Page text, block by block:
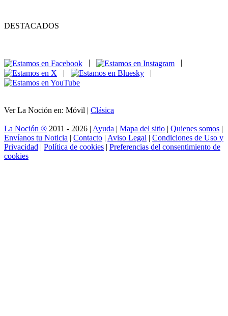
DESTACADOS
|
|
Ver La Noción en: Móvil | Clásica
La Noción ® 2011 - 2026 | Ayuda | Mapa del sitio | Quienes somos |
Envíanos tu Noticia | Contacto | Aviso Legal | Condiciones de Uso y
Privacidad | Política de cookies | Preferencias del consentimiento de
cookies